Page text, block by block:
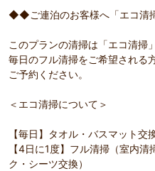
◆◆ご連泊のお客様へ「エコ
このプランの清掃は「エコ清掃
毎日のフル清掃をご希望される
ご予約ください。
＜エコ清掃について＞
【毎日】タオル・バスマット交
【4日に1度】フル清掃（室内
ク・シーツ交換）